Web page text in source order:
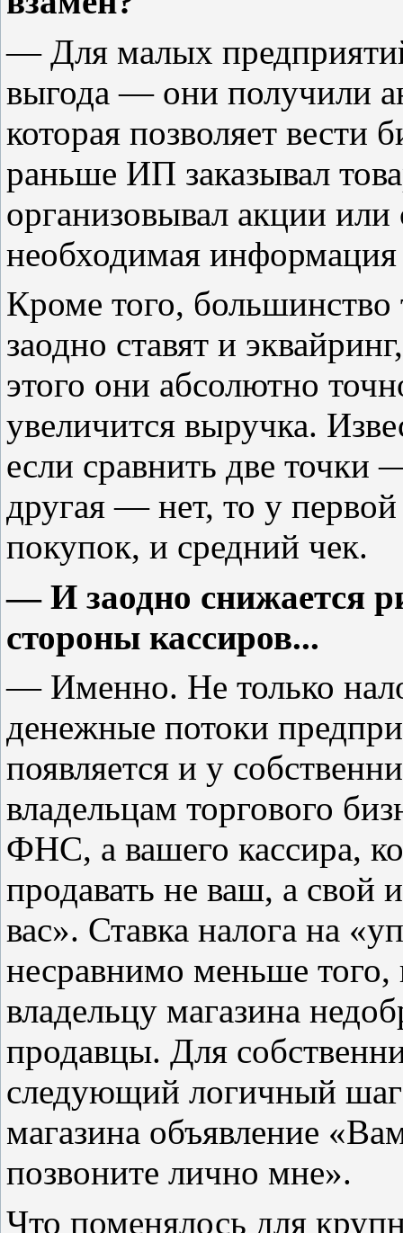
— Для малых
выгода — они получили
которая позволяет вести
раньше ИП заказывал
организовывал акции или
необходимая информация
Кроме того, большинство
заодно ставят и
этого они абсолютно
увеличится выручка.
если сравнить две
другая — нет, то у
покупок, и средний чек.
— И заодно снижается
стороны кассиров...
— Именно. Не только
денежные потоки
появляется и у
владельцам торгового
ФНС, а вашего кассира,
продавать не ваш, а свой
вас». Ставка налога на
несравнимо меньше
владельцу магазина
продавцы. Для
следующий логичный
магазина объявление
позвоните лично мне».
Что поменялось для